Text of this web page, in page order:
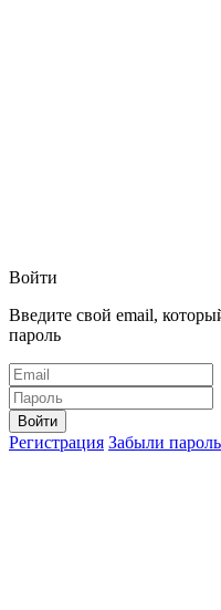
Войти
Введите свой email,
пароль
Войти
Регистрация Забыли